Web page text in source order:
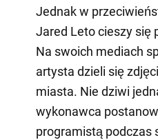
Jednak w
Jared Leto cieszy się
Na swoich mediach
artysta dzieli się
miasta. Nie dziwi
wykonawca
programistą podczas